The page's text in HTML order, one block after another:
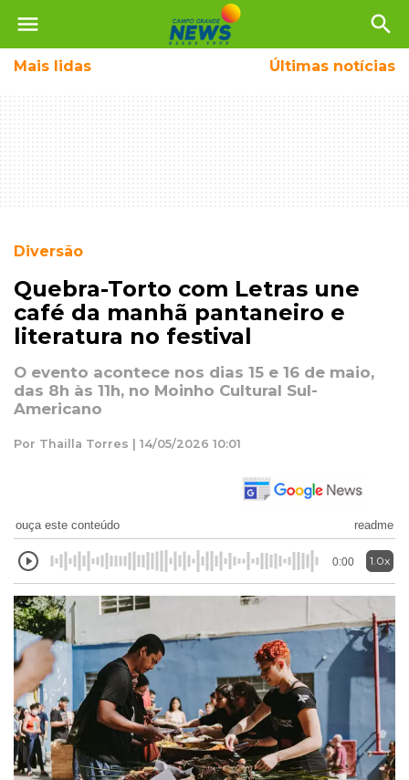
menu search
Mais lidas Últimas notícias
Diversão
Quebra-Torto com Letras une
café da manhã pantaneiro e
literatura no festival
O evento acontece nos dias 15 e 16 de maio,
das 8h às 11h, no Moinho Cultural Sul-
Americano
Por Thailla Torres | 14/05/2026 10:01
ouça este conteúdo readme
0:00 1.0x